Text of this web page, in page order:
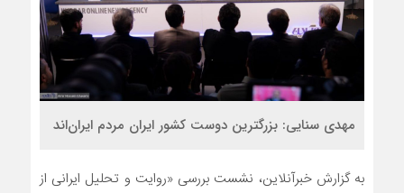
مهدی سنایی: بزرگترین دوست کشور ایران مردم ایران‌اند
به گزارش خبرآنلاین، نشست بررسی «روایت و تحلیل ایرانی از